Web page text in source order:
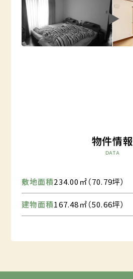
物件情報
DATA
敷地面積234.00㎡（70.79坪）
建物面積167.48㎡（50.66坪）